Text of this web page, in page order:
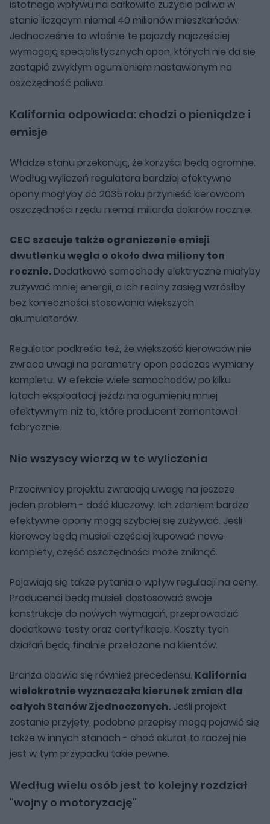
istotnego wpływu na całkowite zużycie paliwa w
stanie liczącym niemal 40 milionów mieszkańców.
Jednocześnie to właśnie te pojazdy najczęściej
wymagają specjalistycznych opon, których nie da się
zastąpić zwykłym ogumieniem nastawionym na
oszczędność paliwa.
Kalifornia odpowiada: chodzi o pieniądze i
emisje
Władze stanu przekonują, że korzyści będą ogromne.
Według wyliczeń regulatora bardziej efektywne
opony mogłyby do 2035 roku przynieść kierowcom
oszczędności rzędu niemal miliarda dolarów rocznie.
CEC szacuje także ograniczenie emisji
dwutlenku węgla o około dwa miliony ton
rocznie. Dodatkowo samochody elektryczne miałyby
zużywać mniej energii, a ich realny zasięg wzrósłby
bez konieczności stosowania większych
akumulatorów.
Regulator podkreśla też, że większość kierowców nie
zwraca uwagi na parametry opon podczas wymiany
kompletu. W efekcie wiele samochodów po kilku
latach eksploatacji jeździ na ogumieniu mniej
efektywnym niż to, które producent zamontował
fabrycznie.
Nie wszyscy wierzą w te wyliczenia
Przeciwnicy projektu zwracają uwagę na jeszcze
jeden problem - dość kluczowy. Ich zdaniem bardzo
efektywne opony mogą szybciej się zużywać. Jeśli
kierowcy będą musieli częściej kupować nowe
komplety, część oszczędności może zniknąć.
Pojawiają się także pytania o wpływ regulacji na ceny.
Producenci będą musieli dostosować swoje
konstrukcje do nowych wymagań, przeprowadzić
dodatkowe testy oraz certyfikacje. Koszty tych
działań będą finalnie przełożone na klientów.
Branża obawia się również precedensu. Kalifornia
wielokrotnie wyznaczała kierunek zmian dla
całych Stanów Zjednoczonych. Jeśli projekt
zostanie przyjęty, podobne przepisy mogą pojawić się
także w innych stanach - choć akurat to raczej nie
jest w tym przypadku takie pewne.
Według wielu osób jest to kolejny rozdział
"wojny o motoryzację"